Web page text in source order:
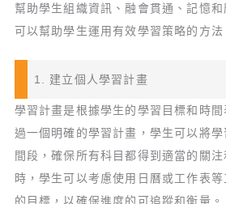
幫助學生組織資訊、融會貫通、記憶
可以幫助學生運用有效學習策略的方法
1. 建立個人學習計畫
學習計畫是根據學生的學習目標和時
過一個明確的學習計畫，學生可以將
間段，確保所有科目都得到適當的關
時，學生可以考慮使用日曆或工作表
的目標，以確保進度的可追蹤和衡量。